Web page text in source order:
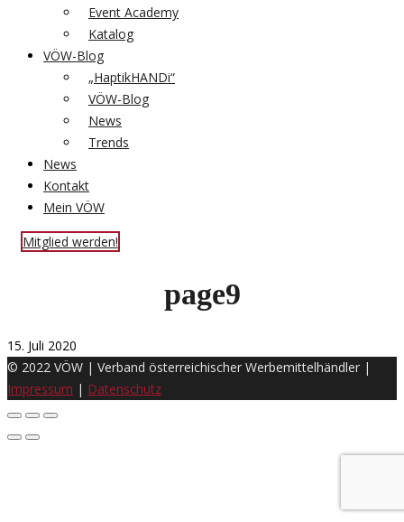
Event Academy
Katalog
VÖW-Blog
„HaptikHANDi“
VÖW-Blog
News
Trends
News
Kontakt
Mein VÖW
Mitglied werden!
page9
15. Juli 2020
© 2022 VÖW | Verband österreichischer Werbemittelhändler |
Impressum | Datenschutz